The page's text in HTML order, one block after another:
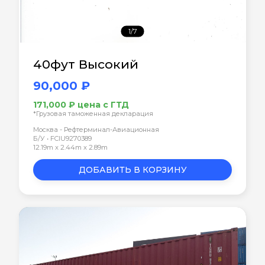
1/7
40фут Высокий
90,000 ₽
171,000 ₽ цена с ГТД
*Грузовая таможенная декларация
Москва - Рефтерминал-Авиационная
Б/У • FCIU9270389
12.19m x 2.44m x 2.89m
ДОБАВИТЬ В КОРЗИНУ